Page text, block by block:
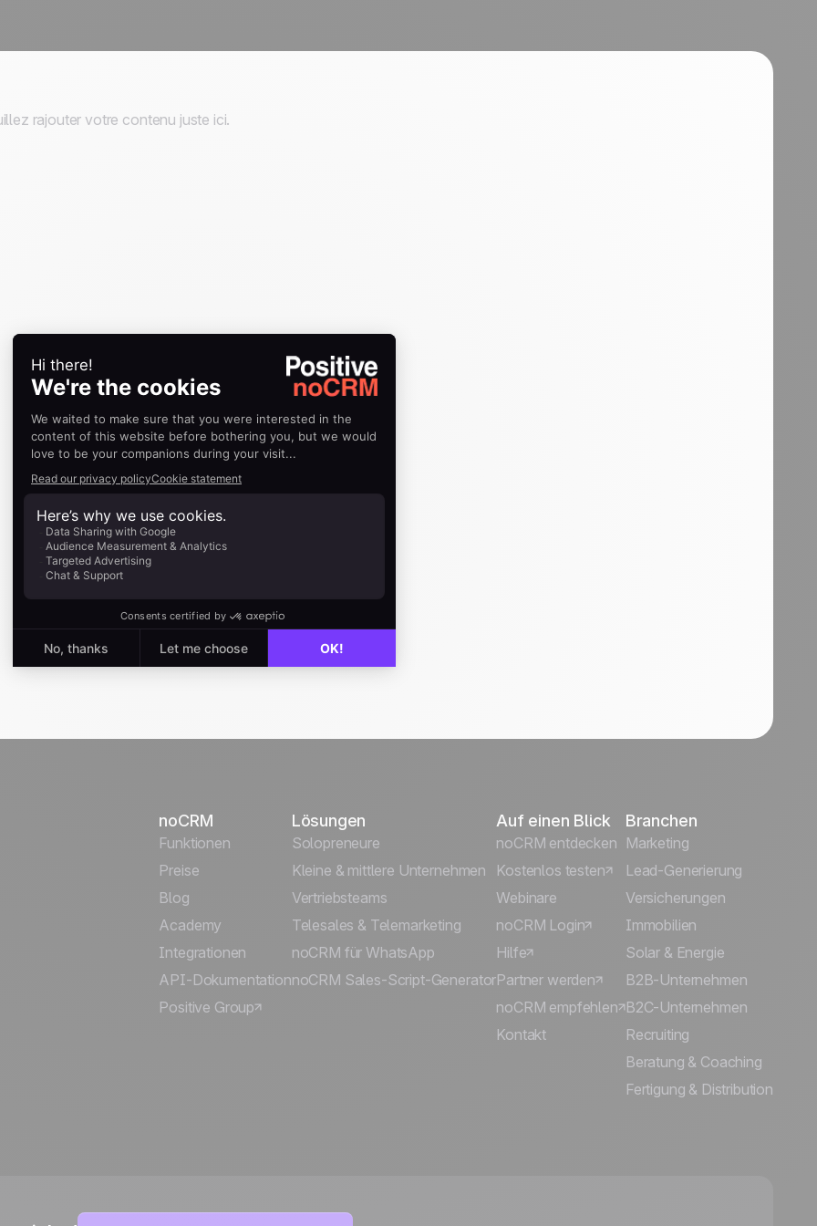
rajouter votre contenu juste ici.
noCRM
Funktionen
Preise
Blog
Academy
Integrationen
API-Dokumentation
Positive Group
Lösungen
Solopreneure
Kleine & mittlere Unternehmen
Vertriebsteams
Telesales & Telemarketing
noCRM für WhatsApp
noCRM Sales-Script-Generator
Auf einen Blick
noCRM entdecken
Kostenlos testen
Webinare
noCRM Login
Hilfe
Partner werden
noCRM empfehlen
Kontakt
Branchen
Marketing
Lead-Generierung
Versicherungen
Immobilien
Solar & Energie
B2B-Unternehmen
B2C-Unternehmen
Recruiting
Beratung & Coaching
Fertigung & Distribution